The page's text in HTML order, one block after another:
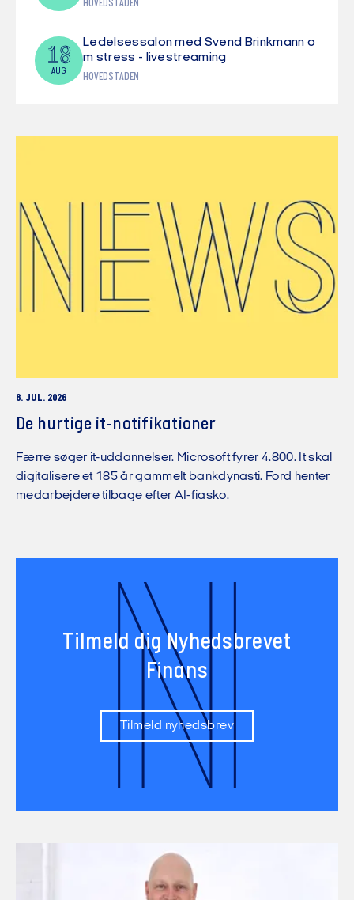
HOVEDSTADEN
18
AUG
Ledelsessalon med Svend Brinkmann o
m stress - livestreaming
HOVEDSTADEN
8. JUL. 2026
De hurtige it-notifikationer
Færre søger it-uddannelser. Microsoft fyrer 4.800. It skal
digitalisere et 185 år gammelt bankdynasti. Ford henter
medarbejdere tilbage efter AI-fiasko.
N
Tilmeld dig Nyhedsbrevet
Finans
Tilmeld nyhedsbrev